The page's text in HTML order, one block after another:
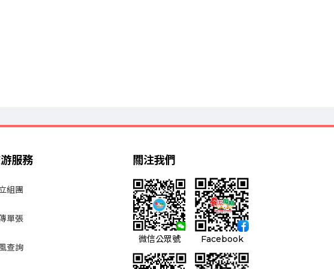
服務
組團
單張
查詢
關注我們
微信公眾號 Facebook